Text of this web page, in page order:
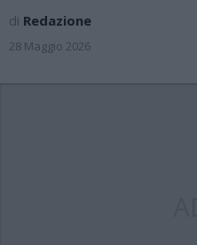
di Redazione
28 Maggio 2026